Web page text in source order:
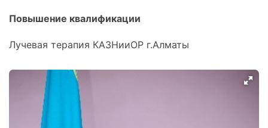
Повышение квалификации
Лучевая терапия КАЗНииОР г.Алматы